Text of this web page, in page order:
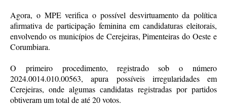
Agora, o MPE verifica o possível desvirtuamento da política
afirmativa de participação feminina em candidaturas eleitorais,
envolvendo os municípios de Cerejeiras, Pimenteiras do Oeste e
Corumbiara.
O primeiro procedimento, registrado sob o número
2024.0014.010.00563, apura possíveis irregularidades em
Cerejeiras, onde algumas candidatas registradas por partidos
obtiveram um total de até 20 votos.